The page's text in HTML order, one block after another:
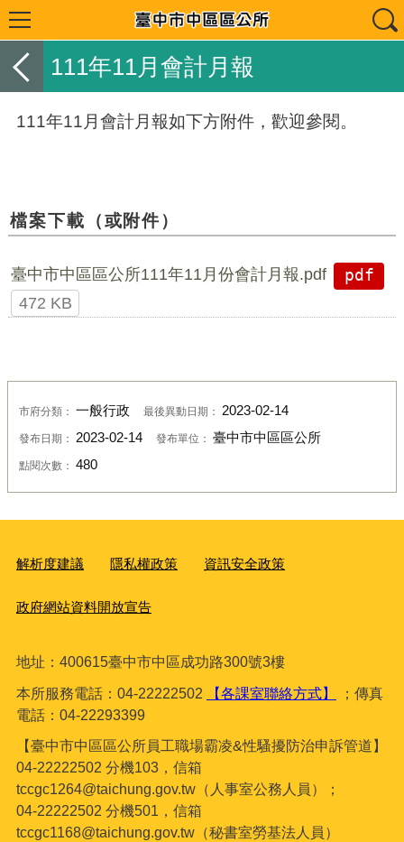
111年11月會計月報
111年11月會計月報如下方附件，歡迎參閱。
檔案下載（或附件）
臺中市中區區公所111年11月份會計月報.pdf
pdf
472 KB
市府分類： 一般行政 最後異動日期： 2023-02-14
發布日期： 2023-02-14 發布單位： 臺中市中區區公所
點閱次數： 480
解析度建議 隱私權政策 資訊安全政策
政府網站資料開放宣告
地址：400615臺中市中區成功路300號3樓
本所服務電話：04-22222502 【各課室聯絡方式】
；傳真
電話：04-22293399
【臺中市中區區公所員工職場霸凌&性騷擾防治申訴管道】
04-22222502 分機103，信箱
tccgc1264@taichung.gov.tw（人事室公務人員）；
04-22222502 分機501，信箱
tccgc1168@taichung.gov.tw（秘書室勞基法人員）